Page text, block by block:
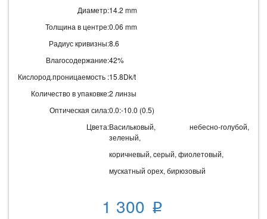
Диаметр:
Толщина в центре:
Радиус кривизны:
14.2 mm
0.06 mm
8.6
Влагосодержание:
Кислород.проницаемость :
42%
15.8Dk/t
Количество в упаковке:2 линзы
Оптическая сила:
Цвета:
0.0:-10.0 (0.5)
Васильковый, небесно-голубой,
зеленый,
коричневый, cерый, фиолетовый,
мускатный орех, бирюзовый
1 300 p